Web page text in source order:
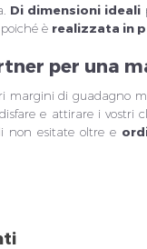
Di dimensioni ideali
è realizzata in
per una
margini di guadagno
e attirare i vostri
non esitate oltre e